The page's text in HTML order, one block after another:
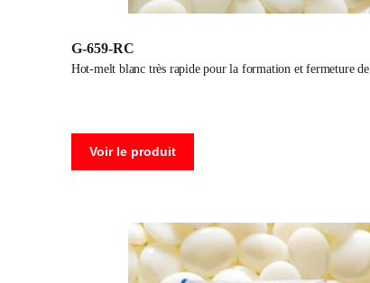
G-659-RC
hot-melt blanc très rapide pour la formation et fermeture de
Voir le produit